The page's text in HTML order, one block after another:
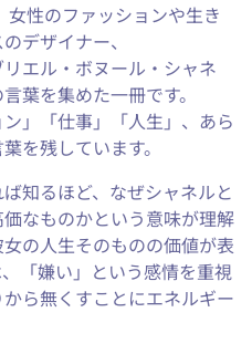
性のファッションや生き
デザイナー、
エル・ボヌール・シャネ
葉を集めた一冊です。
」「仕事」「人生」、あら
を残しています。
知るほど、なぜシャネルと
なものかという意味が理解
の人生そのものの価値が表
「嫌い」という感情を重視
ら無くすことにエネルギー